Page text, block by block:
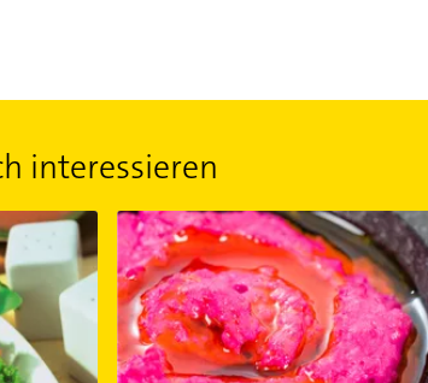
interessieren
Hummus mit Roter Bete